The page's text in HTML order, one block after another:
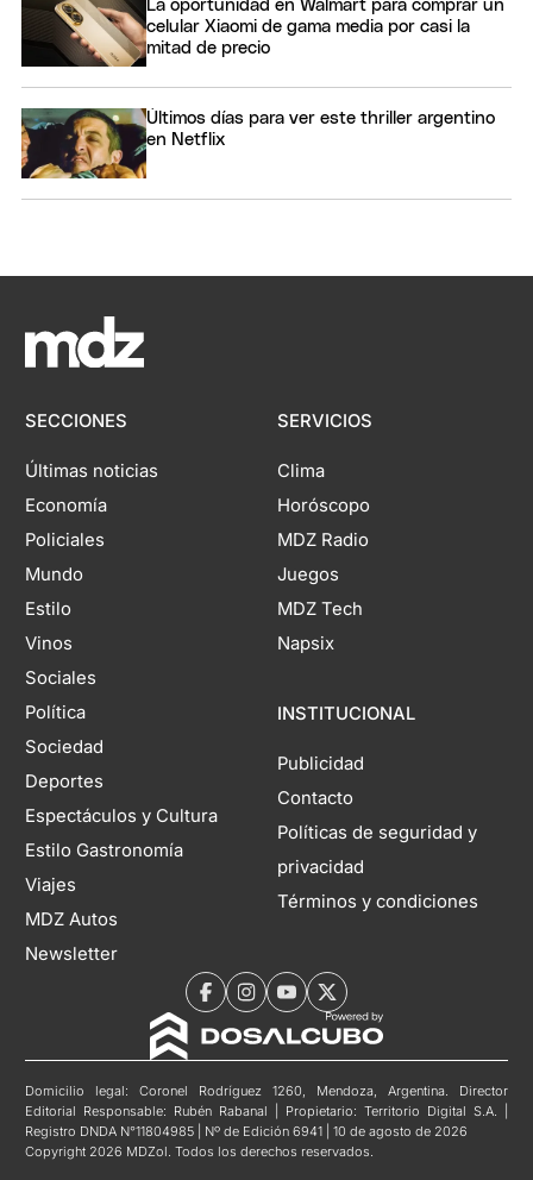
La oportunidad en Walmart para comprar un
celular Xiaomi de gama media por casi la
mitad de precio
Últimos días para ver este thriller argentino
en Netflix
SECCIONES
Últimas noticias
Economía
Policiales
Mundo
Estilo
Vinos
Sociales
Política
Sociedad
Deportes
Espectáculos y Cultura
Estilo Gastronomía
Viajes
MDZ Autos
Newsletter
SERVICIOS
Clima
Horóscopo
MDZ Radio
Juegos
MDZ Tech
Napsix
INSTITUCIONAL
Publicidad
Contacto
Políticas de seguridad y
privacidad
Términos y condiciones
Domicilio legal: Coronel Rodríguez 1260, Mendoza, Argentina. Director
Editorial Responsable: Rubén Rabanal | Propietario: Territorio Digital S.A. |
Registro DNDA N°11804985 | Nº de Edición 6941 | 10 de agosto de 2026
Copyright 2026 MDZol. Todos los derechos reservados.